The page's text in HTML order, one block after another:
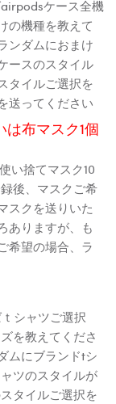
ケース全機
の機種を教えて
ンダムにおまけ
ースのスタイル
タイルご選択を
送ってください
布マスク1個
い捨てマスク10
後、マスクご希
スクを送りいた
ありますが、も
希望の場合、ラ
シャツご選択
を教えてくださ
ムにブランドtシ
ツのスタイルが
タイルご選択を